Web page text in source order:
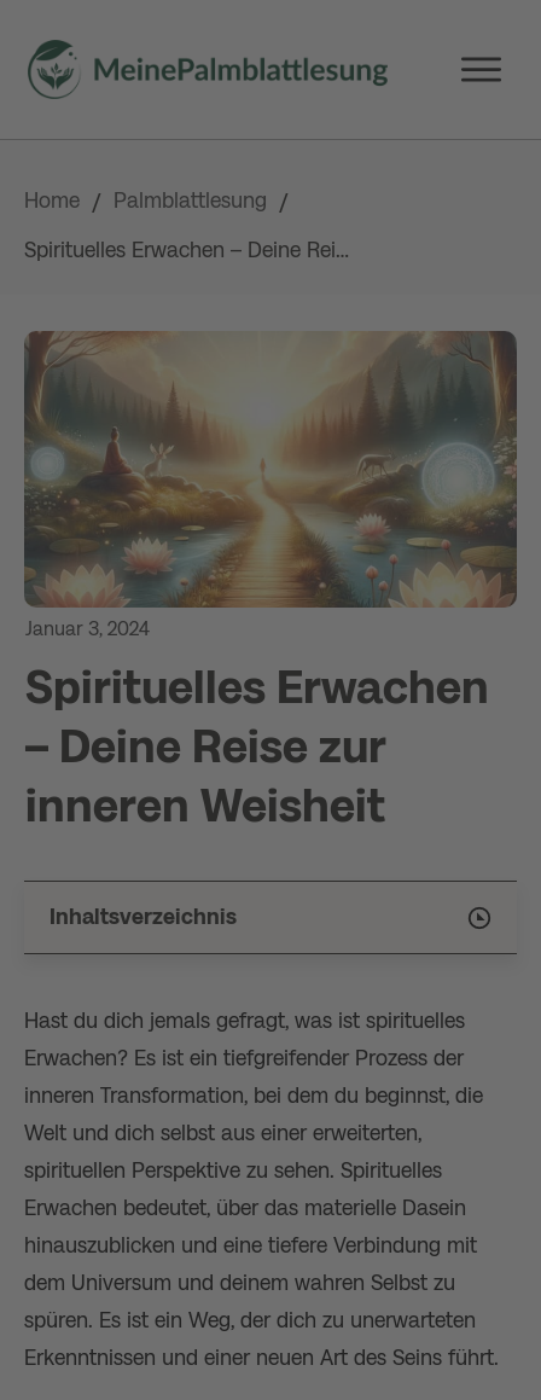
Home / Palmblattlesung
/
Spirituelles Erwachen – Deine Reise zur inneren Weisheit
Januar 3, 2024
Spirituelles Erwachen
– Deine Reise zur
inneren Weisheit
Inhaltsverzeichnis
Hast du dich jemals gefragt, was ist spirituelles
Erwachen? Es ist ein tiefgreifender Prozess der
inneren Transformation, bei dem du beginnst, die
Welt und dich selbst aus einer erweiterten,
spirituellen Perspektive zu sehen. Spirituelles
Erwachen bedeutet, über das materielle Dasein
hinauszublicken und eine tiefere Verbindung mit
dem Universum und deinem wahren Selbst zu
spüren. Es ist ein Weg, der dich zu unerwarteten
Erkenntnissen und einer neuen Art des Seins führt.